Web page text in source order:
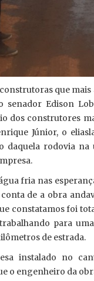
que
senador Edison
dos construtores
Júnior, o
daquela rodovia
fria nas
de a obra
constatamos foi
para
de estrada.
instalado no
o engenheiro da